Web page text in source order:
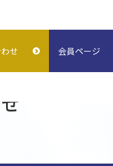
概要
試験検査センター
施設貸出
よくある質問
子どもの誤飲
入会案内
求人情報
（症状〜薬処方等）
せ 会員ページ